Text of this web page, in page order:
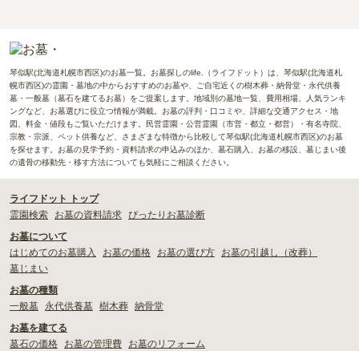
琴似駅(北海道札幌市西区)のお墓一覧。お墓探しのlife.（ライフドット）は、琴似駅(北海道札
幌市西区)の霊園・墓地の中からおすすめのお墓や、ご自宅近くの樹木葬・納骨堂・永代供養
墓・一般墓（墓石を建てるお墓）をご提案します。地域別の墓地一覧、費用相場、人気ランキ
ングなど、お墓選びに役立つ情報が満載。お墓の評判・口コミや、詳細な交通アクセス・地
図、料金・値段もご覧いただけます。民営霊園・公営霊園（市営・都立・都営）・有名寺院、
宗教・宗派、ペット供養など、さまざまな特徴から比較して琴似駅(北海道札幌市西区)のお墓
を探せます。お墓の見学予約・資料請求の申込みのほか、墓石購入、お墓の移設、墓じまい後
の遺骨の移動先・移す方法についても気軽にご相談ください。
ライフドット トップ
霊園検索
お墓の資料請求 ぴったりお墓診断
お墓について
はじめてのお墓購入
お墓の価格 お墓の選び方
お墓の引越し（改葬）
墓じまい
お墓の種類
一般墓
永代供養墓 樹木葬 納骨堂
お墓を建てる
墓石の価格
お墓の管理費
お墓のリフォーム